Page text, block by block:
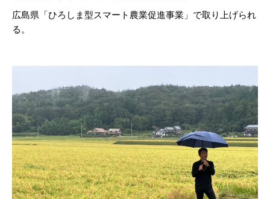
広島県「ひろしま型スマート農業促進事業」で取り上げられ
る。